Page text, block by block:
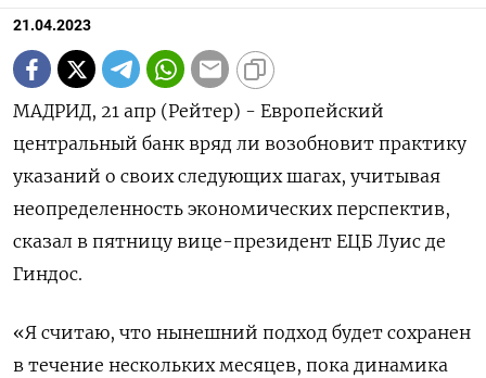
21.04.2023
МАДРИД, 21 апр (Рейтер) - Европейский
центральный банк вряд ли возобновит практику
указаний о своих следующих шагах, учитывая
неопределенность экономических перспектив,
сказал в пятницу вице-президент ЕЦБ Луис де
Гиндос.
«Я считаю, что нынешний подход будет сохранен
в течение нескольких месяцев, пока динамика